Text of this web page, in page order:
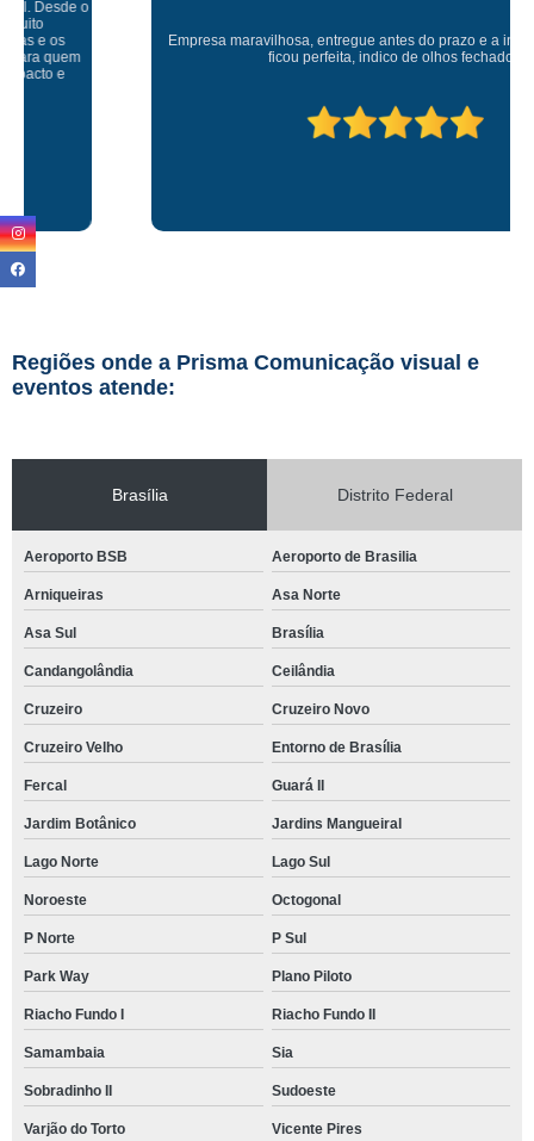
Empresa maravilhosa, entregue antes do prazo e a instalação da lona
ficou perfeita, indico de olhos fechados
Regiões onde a Prisma Comunicação visual e
eventos atende:
Brasília Distrito Federal
Aeroporto BSB Aeroporto de Brasilia
Arniqueiras Asa Norte
Asa Sul Brasília
Candangolândia Ceilândia
Cruzeiro Cruzeiro Novo
Cruzeiro Velho Entorno de Brasília
Fercal Guará II
Jardim Botânico Jardins Mangueiral
Lago Norte Lago Sul
Noroeste Octogonal
P Norte P Sul
Park Way Plano Piloto
Riacho Fundo I Riacho Fundo II
Samambaia Sia
Sobradinho II Sudoeste
Varjão do Torto Vicente Pires